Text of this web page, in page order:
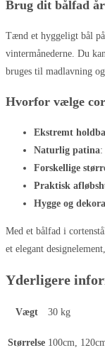
Brug dit bålfad
Tænd et hyggeligt bål
vintermånederne. Du
bruges til madlavning
Hvorfor vælge
Ekstremt
Naturlig patina:
Forskellige
Praktisk
Hygge og
Med et bålfad i
et elegant
Yderligere
Vægt 30 kg
Størrelse 100cm,